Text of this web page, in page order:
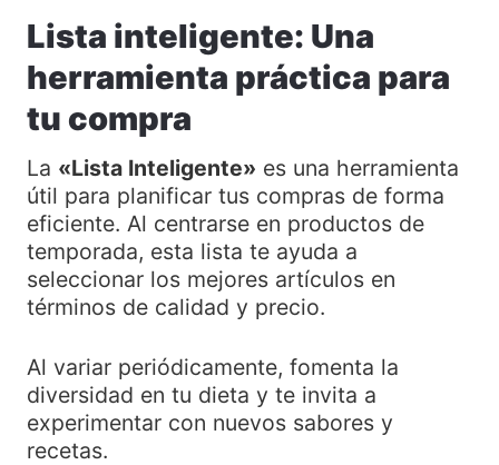
Lista inteligente: Una
herramienta práctica para
tu compra
La «Lista Inteligente» es una herramienta
útil para planificar tus compras de forma
eficiente. Al centrarse en productos de
temporada, esta lista te ayuda a
seleccionar los mejores artículos en
términos de calidad y precio.
Al variar periódicamente, fomenta la
diversidad en tu dieta y te invita a
experimentar con nuevos sabores y
recetas.